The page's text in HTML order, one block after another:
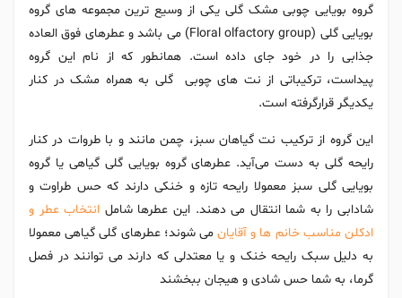
گروه بویایی چوبی مشک گلی یکی از وسیع ترین مجموعه های گروه
بویایی گلی (Floral olfactory group) می باشد و عطرهای فوق العاده
جذابی را در خود جای داده است. همانطور که از نام این گروه
پیداست، ترکیباتی از نت های چوبی گلی به همراه مشک در کنار
یکدیگر قرارگرفته است.
این گروه از ترکیب نت گیاهان سبز، چمن مانند و با طروات در کنار
رایحه گلی به دست می‌آید. عطرهای گروه بویایی گلی گیاهی یا گروه
بویایی گلی سبز معمولا رایحه تازه و خنکی دارند که حس طراوت و
شادابی را به شما انتقال می دهند. این عطرها شامل انتخاب عطر و
ادکلن مناسب خانم ها و آقایانمی شوند؛ عطرهای گلی گیاهی معمولا
به دلیل سبک رایحه خنک و یا معتدلی که دارند می توانند در فصل
گرما، به شما حس شادی و هیجان ببخشند